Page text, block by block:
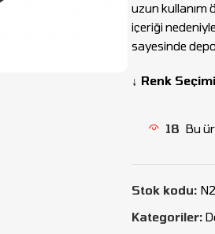
uzun kullanım
içeriği
sayesinde
↓ Renk Seçimi
18 Bu
Stok kodu:
Kategoriler: